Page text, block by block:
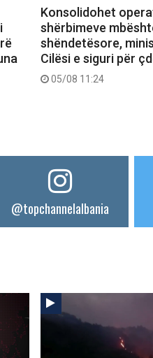
Konsolidohet
shërbimeve
shëndetësore,
Cilësi e siguri për
05/08 11:24
@topchannelalbania